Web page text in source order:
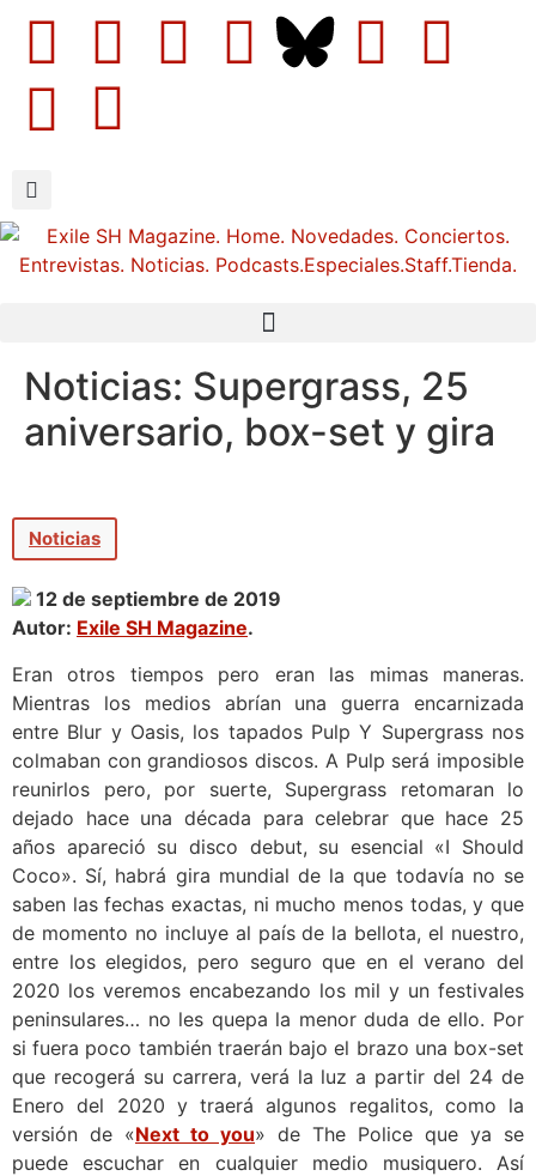
Noticias: Supergrass, 25
aniversario, box-set y gira
Noticias
12 de septiembre de 2019
Autor: Exile SH Magazine.
Eran otros tiempos pero eran las mimas maneras.
Mientras los medios abrían una guerra encarnizada
entre Blur y Oasis, los tapados Pulp Y Supergrass nos
colmaban con grandiosos discos. A Pulp será imposible
reunirlos pero, por suerte, Supergrass retomaran lo
dejado hace una década para celebrar que hace 25
años apareció su disco debut, su esencial «I Should
Coco». Sí, habrá gira mundial de la que todavía no se
saben las fechas exactas, ni mucho menos todas, y que
de momento no incluye al país de la bellota, el nuestro,
entre los elegidos, pero seguro que en el verano del
2020 los veremos encabezando los mil y un festivales
peninsulares… no les quepa la menor duda de ello. Por
si fuera poco también traerán bajo el brazo una box-set
que recogerá su carrera, verá la luz a partir del 24 de
Enero del 2020 y traerá algunos regalitos, como la
versión de «Next to you» de The Police que ya se
puede escuchar en cualquier medio musiquero. Así